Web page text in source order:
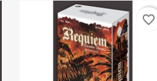
favorite_border